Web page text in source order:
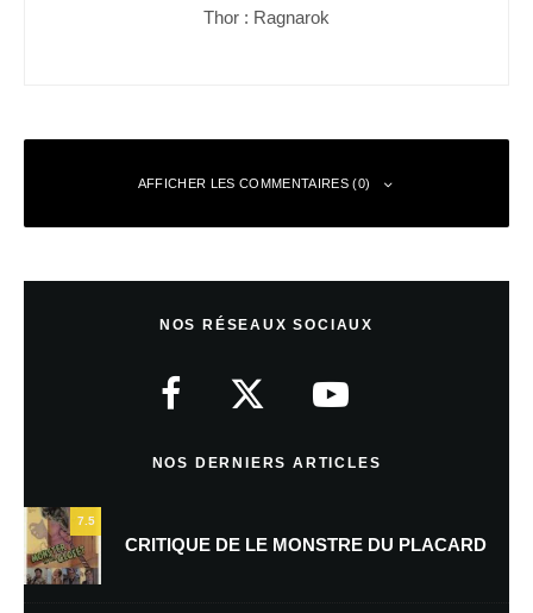
Thor : Ragnarok
AFFICHER LES COMMENTAIRES (0)
NOS RÉSEAUX SOCIAUX
NOS DERNIERS ARTICLES
7.5
CRITIQUE DE LE MONSTRE DU PLACARD